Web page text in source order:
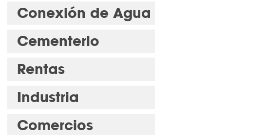
Conexión de Agua
Cementerio
Rentas
Industria
Comercios